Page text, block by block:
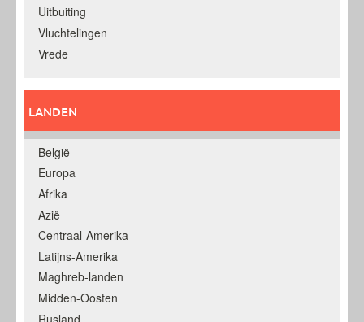
Uitbuiting
Vluchtelingen
Vrede
LANDEN
België
Europa
Afrika
Azië
Centraal-Amerika
Latijns-Amerika
Maghreb-landen
Midden-Oosten
Rusland